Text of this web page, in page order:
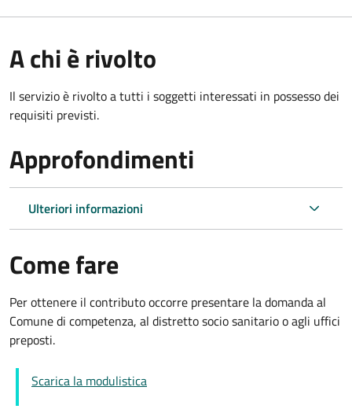
A chi è rivolto
Il servizio è rivolto a tutti i soggetti interessati in possesso dei
requisiti previsti.
Approfondimenti
Ulteriori informazioni
Come fare
Per ottenere il contributo occorre presentare la domanda al
Comune di competenza, al distretto socio sanitario o agli uffici
preposti.
Scarica la modulistica